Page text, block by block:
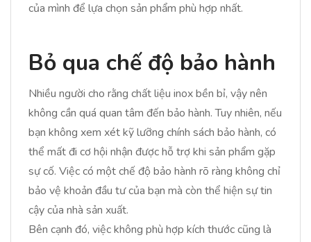
của mình để lựa chọn sản phẩm phù hợp nhất.
Bỏ qua chế độ bảo hành
Nhiều người cho rằng chất liệu inox bền bỉ, vậy nên
không cần quá quan tâm đến bảo hành. Tuy nhiên, nếu
bạn không xem xét kỹ lưỡng chính sách bảo hành, có
thể mất đi cơ hội nhận được hỗ trợ khi sản phẩm gặp
sự cố. Việc có một chế độ bảo hành rõ ràng không chỉ
bảo vệ khoản đầu tư của bạn mà còn thể hiện sự tin
cậy của nhà sản xuất.
Bên cạnh đó, việc không phù hợp kích thước cũng là